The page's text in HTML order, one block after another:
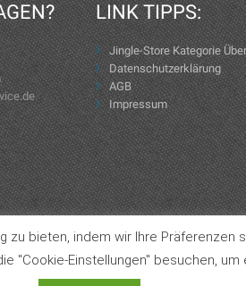
LINK TIPPS:
Jingle-Store Kategorie
Datenschutzerklärung
AGB
Impressum
Jingle-Store Kategorie
bieten, indem wir Ihre
"Cookie-Einstellungen" besuchen,